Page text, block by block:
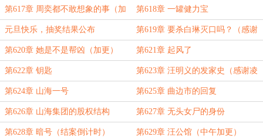
第617章 周奕都不敢想象的事（加
更10）
第618章 一罐健力宝
元旦快乐，抽奖结果公布 第619章 要杀白琳灭口吗？（感谢
凌破天的盟主）
第620章 她是不是帮凶（加更） 第621章 起风了
第622章 钥匙 第623章 汪明义的发家史（感谢凌
破天打赏的盟主-加更）
第624章 山海一号 第625章 曲边市的回复
第626章 山海集团的股权结构 第627章 无头女尸的身份
第628章 暗号（结案倒计时） 第629章 汪公馆（中午加更）